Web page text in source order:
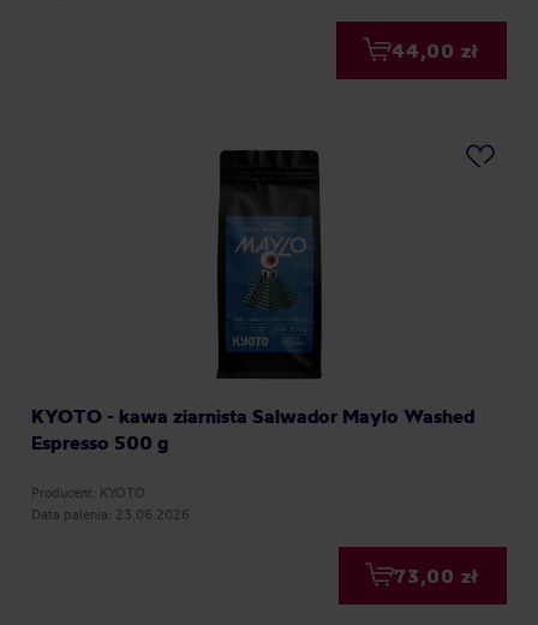
44,00 zł
KYOTO - kawa ziarnista Salwador Maylo Washed
Espresso 500 g
Producent: KYOTO
Data palenia: 23.06.2026
73,00 zł